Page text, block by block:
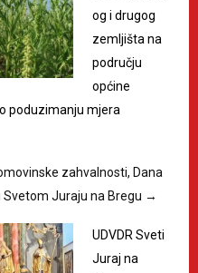
og i drugog
zemljišta na
području
općine
poduzimanju mjera
zahvalnosti, Dana
Svetom Juraju na Bregu →
UDVDR Sveti
Juraj na